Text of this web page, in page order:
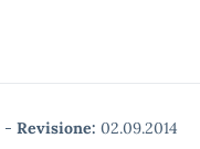
- Revisione: 02.09.2014